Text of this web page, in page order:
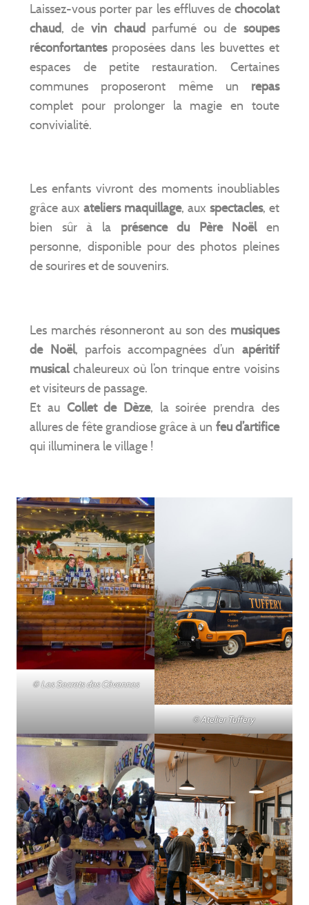
Laissez-vous porter par les effluves de chocolat
chaud, de vin chaud parfumé ou de soupes
réconfortantes proposées dans les buvettes et
espaces de petite restauration. Certaines
communes proposeront même un repas
complet pour prolonger la magie en toute
convivialité.
Les enfants vivront des moments inoubliables
grâce auxateliers maquillage, aux spectacles, et
bien sûr à la présence du Père Noëlen
personne, disponible pour des photos pleines
de sourires et de souvenirs.
Les marchés résonneront au son des musiques
de Noël, parfois accompagnées d’un apéritif
musicalchaleureux où l’on trinque entre voisins
et visiteurs de passage.
Et au Collet de Dèze, la soirée prendra des
allures de fête grandiose grâce à un feu d’artifice
qui illuminera le village !
© Les Secrets des Cévennes
© Atelier Tuffery